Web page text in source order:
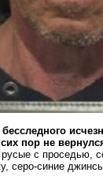
пор не
с проседью,
серо-синие